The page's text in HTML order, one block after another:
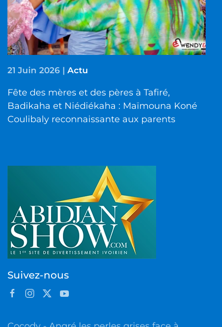
21 Juin 2026 | Actu
Fête des mères et des pères à Tafiré,
Badikaha et Niédiékaha : Maïmouna Koné
Coulibaly reconnaissante aux parents
Suivez-nous